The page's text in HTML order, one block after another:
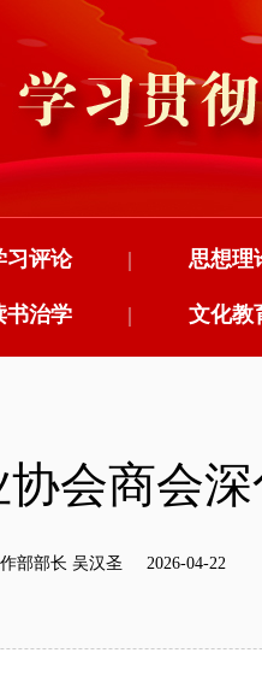
习评论 思想理
|
书治学 文化教
|
会商会
部部长 吴汉圣 2026-04-22